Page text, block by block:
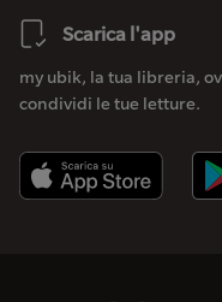
Scarica l'app
my ubik, la tua libreria,
condividi le tue letture.